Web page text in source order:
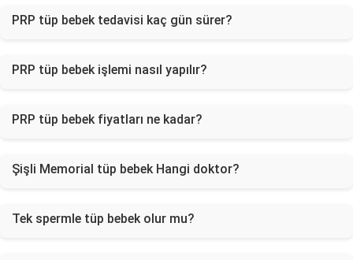
PRP tüp bebek tedavisi kaç gün sürer?
PRP tüp bebek işlemi nasıl yapılır?
PRP tüp bebek fiyatları ne kadar?
Şişli Memorial tüp bebek Hangi doktor?
Tek spermle tüp bebek olur mu?